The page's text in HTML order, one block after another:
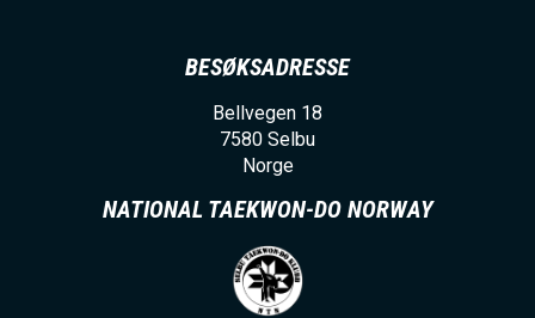
BESØKSADRESSE
Bellvegen 18
7580 Selbu
Norge
NATIONAL TAEKWON-DO NORWAY